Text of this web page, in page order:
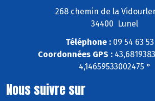
268 chemin de la
34400 Lunel
Téléphone :09 54 63 53
Coordonnées GPS :
4,14659533002475 °
Nous suivre sur